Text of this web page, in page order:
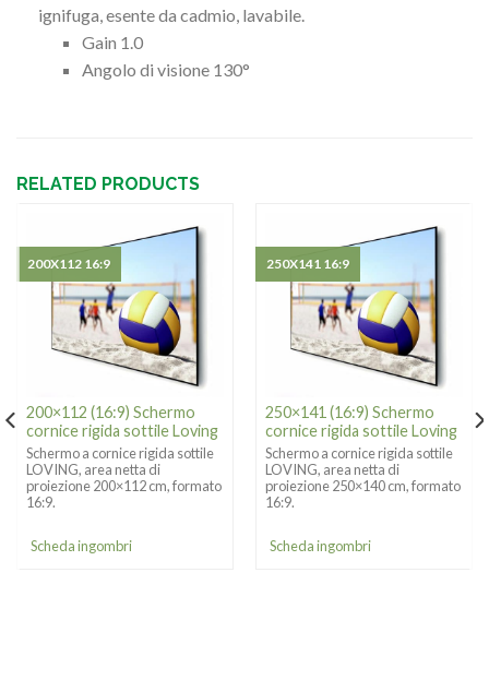
ignifuga, esente da cadmio, lavabile.
Gain 1.0
Angolo di visione 130°
RELATED PRODUCTS
200×112 (16:9) Schermo
cornice rigida sottile Loving
Schermo a cornice rigida sottile
LOVING, area netta di
proiezione 200×112 cm, formato
16:9.
Scheda ingombri
200X112 16:9
250×141 (16:9) Schermo
cornice rigida sottile Loving
Schermo a cornice rigida sottile
LOVING, area netta di
proiezione 250×140 cm, formato
16:9.
Scheda ingombri
250X141 16:9